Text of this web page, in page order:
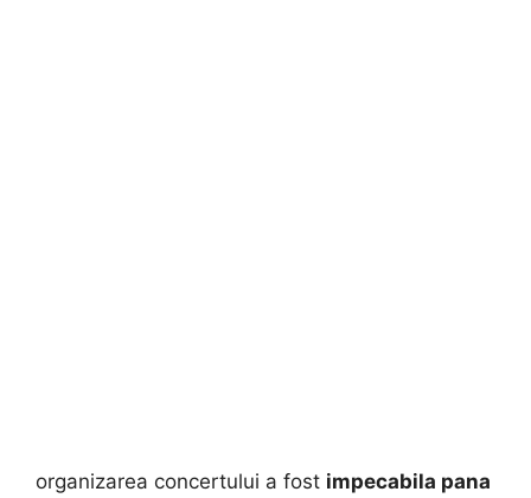
organizarea concertului a fost impecabila pana